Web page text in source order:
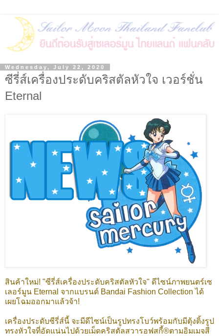
Wednesday, July 22, 2020
ซีรี่ส์เครื่องประดับคริสตัลหัวใจ เวอร์ชั่น
Eternal
สินค้าใหม่! "ซีรี่ส์เครื่องประดับคริสตัลหัวใจ" ดีไซน์ภาพยนตร์เซ
เลอร์มูน Eternal จากแบรนด์ Bandai Fashion Collection ได้
เผยโฉมออกมาแล้วจ้า!
เครื่องประดับซีรี่ส์นี้ จะมีดีไซน์เป็นรูปทรงโบว์พร้อมกับมีตุ้งติ้งรูป
ทรงหัวใจที่อัดแน่นไปด้วยเม็ดคริสตัลสวารอฟสกี้®ตามอิมเมจสี